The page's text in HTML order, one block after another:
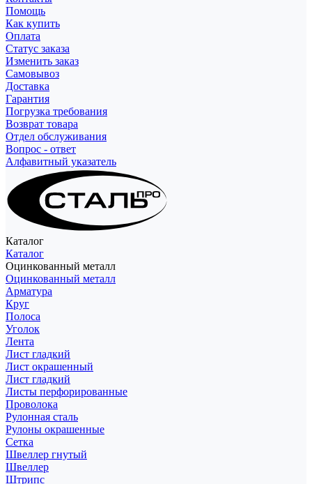
Помощь
Как купить
Оплата
Статус заказа
Изменить заказ
Самовывоз
Доставка
Гарантия
Погрузка требования
Возврат товара
Отдел обслуживания
Вопрос - ответ
Алфавитный указатель
Каталог
Каталог
Оцинкованный металл
Оцинкованный металл
Арматура
Круг
Полоса
Уголок
Лента
Лист гладкий
Лист окрашенный
Лист гладкий
Листы перфорированные
Проволока
Рулонная сталь
Рулоны окрашенные
Сетка
Швеллер гнутый
Швеллер
Штрипс